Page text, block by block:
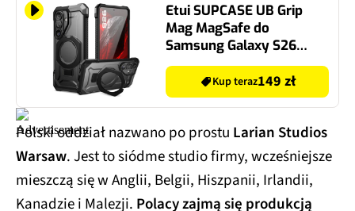
Etui SUPCASE UB Grip
Mag MagSafe do
Samsung Galaxy S26
Czarny
Kup teraz149 zł
Polski oddział nazwano po prostu Larian Studios
Warsaw. Jest to siódme studio firmy, wcześniejsze
mieszczą się w Anglii, Belgii, Hiszpanii, Irlandii,
Kanadzie i Malezji. Polacy zajmą się produkcją